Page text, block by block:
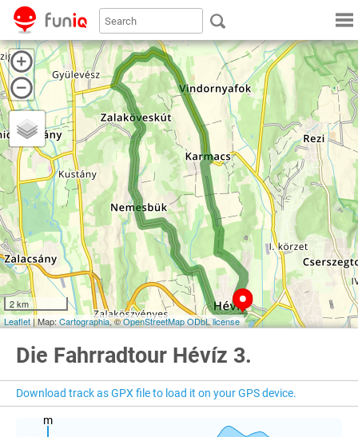
2 km
Leaflet | Map:Cartographia, ©OpenStreetMapODbL license
Die Fahrradtour Hévíz 3.
Download track as GPX file to load it on your GPS device.
m